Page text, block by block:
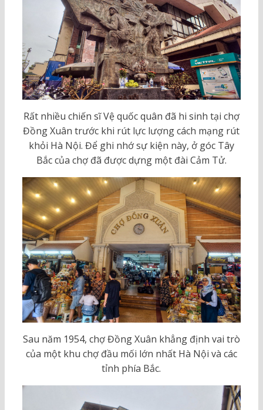
Rất nhiều chiến sĩ Vệ quốc quân đã hi sinh tại chợ
Đồng Xuân trước khi rút lực lượng cách mạng rút
khỏi Hà Nội. Để ghi nhớ sự kiện này, ở góc Tây
Bắc của chợ đã được dựng một đài Cảm Tử.
Sau năm 1954, chợ Đồng Xuân khẳng định vai trò
của một khu chợ đầu mối lớn nhất Hà Nội và các
tỉnh phía Bắc.